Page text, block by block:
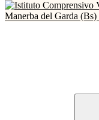
Manerba del Garda (Bs)